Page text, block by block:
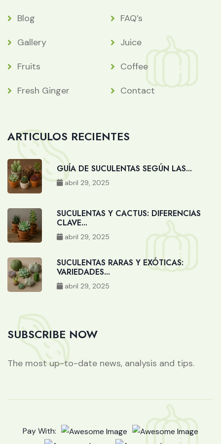
Blog FAQ’s
Gallery Juice
Fruits Coffee
Fresh Ginger Contact
ARTICULOS RECIENTES
GUÍA DE SUCULENTAS SEGÚN LAS...
abril 29, 2025
SUCULENTAS Y CACTUS: DIFERENCIAS
CLAVE...
abril 29, 2025
SUCULENTAS RARAS Y EXÓTICAS:
VARIEDADES...
abril 29, 2025
SUBSCRIBE NOW
The most up-to-date news, analysis and tips.
Pay With: